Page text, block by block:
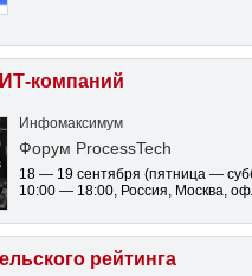
компаний
Инфомаксимум
Форум ProcessTech
18 — 19 сентября (пятница —
10:00 — 18:00, Россия, Москва,
рейтинга